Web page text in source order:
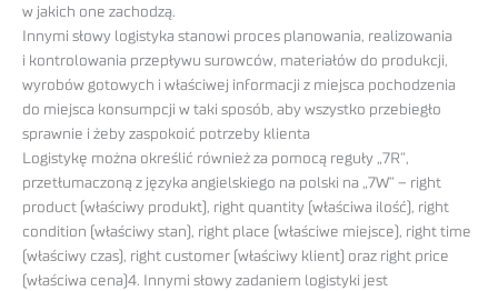
w jakich one zachodzą.
Innymi słowy logistyka stanowi proces planowania, realizowania
i kontrolowania przepływu surowców, materiałów do produkcji,
wyrobów gotowych i właściwej informacji z miejsca pochodzenia
do miejsca konsumpcji w taki sposób, aby wszystko przebiegło
sprawnie i żeby zaspokoić potrzeby klienta
Logistykę można określić również za pomocą reguły „7R”,
przetłumaczoną z języka angielskiego na polski na „7W” – right
product (właściwy produkt), right quantity (właściwa ilość), right
condition (właściwy stan), right place (właściwe miejsce), right time
(właściwy czas), right customer (właściwy klient) oraz right price
(właściwa cena)4. Innymi słowy zadaniem logistyki jest